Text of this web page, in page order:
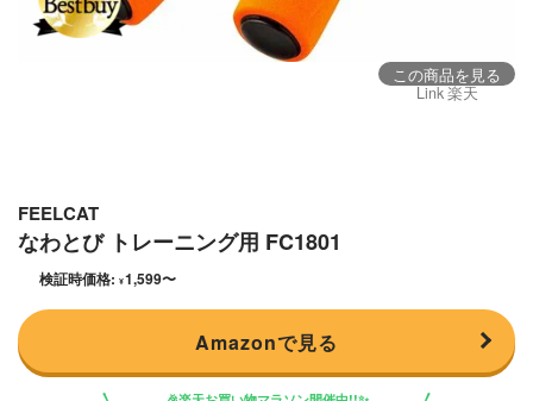
この商品を見る
Link 楽天
FEELCAT
なわとび トレーニング用 FC1801
検証時価格: ¥1,599〜
Amazonで見る